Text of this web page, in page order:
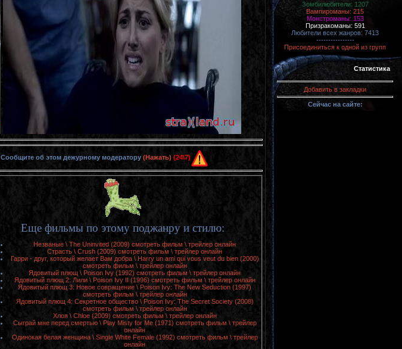
Сообщите об этом дежурному модератору (Нажать) (24\7)
Еще фильмы по этому поджанру и стилю:
Незваные \ The Uninvited (2009) смотреть фильм \ трейлер онлайн
Страсть \ Crush (2009) смотреть фильм \ трейлер онлайн
Гарри - друг, который желает Вам добра \ Harry un ami qui vous veut du bien (2000)
смотреть фильм \ трейлер онлайн
Ядовитый плющ \ Poison Ivy (1992) смотреть фильм \ трейлер онлайн
Ядовитый плющ 2: Лили \ Poison Ivy II (1996) смотреть фильм \ трейлер онлайн
Ядовитый плющ 3: Новое совращение \ Poison Ivy: The New Seduction (1997)
смотреть фильм \ трейлер онлайн
Ядовитый плющ 4: Секретное общество \ Poison Ivy: The Secret Society (2008)
смотреть фильм \ трейлер онлайн
Хлоя \ Chloe (2009) смотреть фильм \ трейлер онлайн
Сыграй мне перед смертью \ Play Misty for Me (1971) смотреть фильм \ трейлер
онлайн
Одинокая белая женщина \ Single White Female (1992) смотреть фильм \ трейлер
онлайн
Зомбилюбители: 1207
Вампироманы: 215
Монстроманы: 153
Призракоманы: 591
Любители всех жанров: 7413
----------------
Присоединиться к одной из групп
Статистика
Добавить в закладки
Сейчас на сайте: